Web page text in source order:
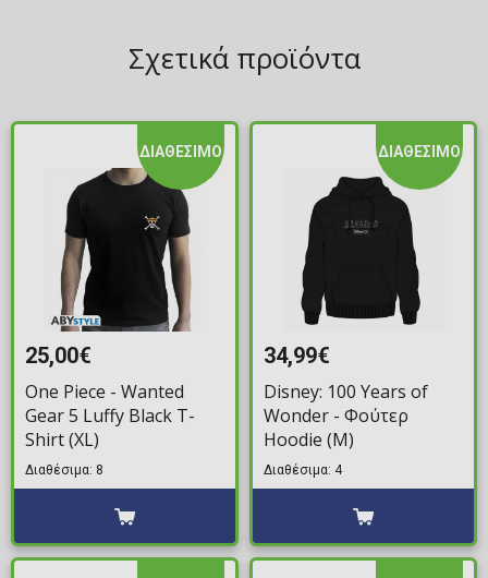
Σχετικά προϊόντα
ΔΙΑΘΕΣΙΜΟ
25,00€
One Piece - Wanted
Gear 5 Luffy Black T-
Shirt (XL)
Διαθέσιμα: 8
ΔΙΑΘΕΣΙΜΟ
34,99€
Disney: 100 Years of
Wonder - Φούτερ
Hoodie (M)
Διαθέσιμα: 4